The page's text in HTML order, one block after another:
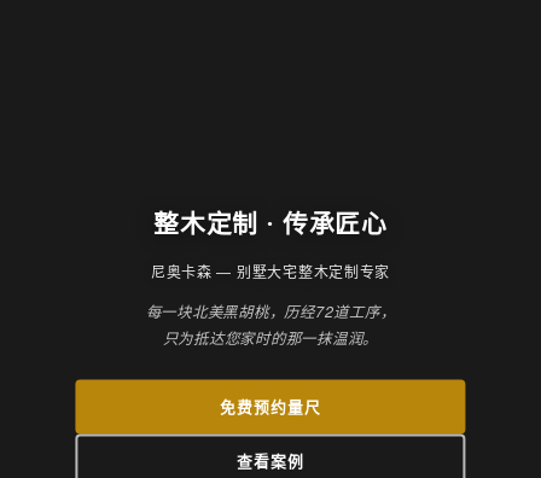
整木定制 · 传承匠心
尼奥卡森 — 别墅大宅整木定制专家
每一块北美黑胡桃，历经72道工序，
只为抵达您家时的那一抹温润。
免费预约量尺
查看案例